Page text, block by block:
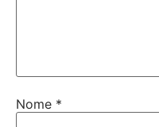
Nome *